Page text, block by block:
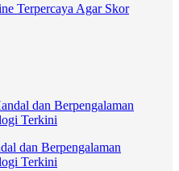
Terpercaya Agar Skor
dan Berpengalaman
Terkini